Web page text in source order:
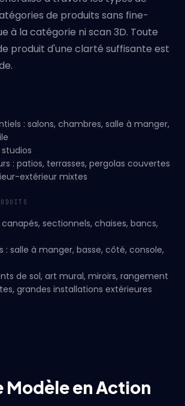
de produits sans fine-
à la catégorie ni scan 3D. Toute
produit d'une clarté suffisante est
: salons, chambres, salle à manger,
: patios, terrasses, pergolas couvertes
extérieur mixtes
canapés, sectionnels, chaises, bancs,
: salle à manger, basse, côté, console,
de sol, art mural, miroirs, rangement
grandes installations extérieures
Modèle en Action